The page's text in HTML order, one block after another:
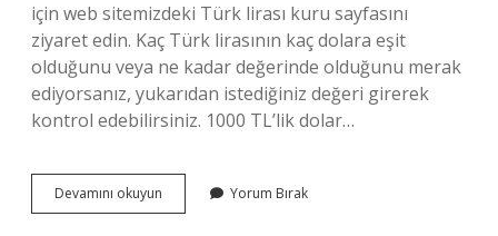
için web sitemizdeki Türk lirası kuru sayfasını
ziyaret edin. Kaç Türk lirasının kaç dolara eşit
olduğunu veya ne kadar değerinde olduğunu merak
ediyorsanız, yukarıdan istediğiniz değeri girerek
kontrol edebilirsiniz. 1000 TL’lik dolar…
Devamını okuyun
Tlye
Yorum Bırak